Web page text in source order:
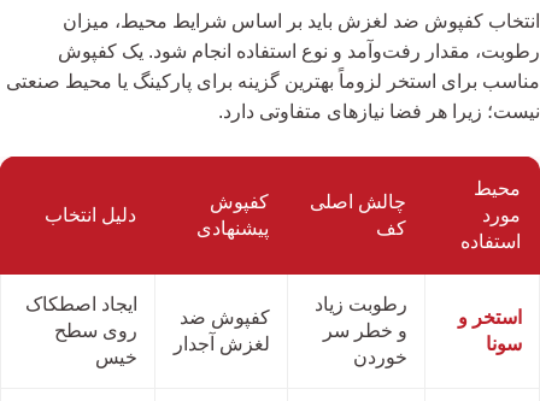
انتخاب کفپوش ضد لغزش باید بر اساس شرایط محیط، میزان
رطوبت، مقدار رفت‌وآمد و نوع استفاده انجام شود. یک کفپوش
مناسب برای استخر لزوماً بهترین گزینه برای پارکینگ یا محیط صنعتی
نیست؛ زیرا هر فضا نیازهای متفاوتی دارد.
محیط
مورد
استفاده
چالش اصلی
کف
کفپوش
پیشنهادی
دلیل انتخاب
استخر و
سونا
رطوبت زیاد
و خطر سر
خوردن
کفپوش ضد
لغزش آجدار
ایجاد اصطکاک
روی سطح
خیس